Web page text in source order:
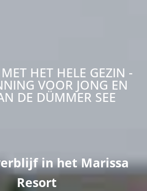
HET HELE GEZIN -
VOOR JONG EN
DE DÜMMER SEE
in het Marissa
Resort